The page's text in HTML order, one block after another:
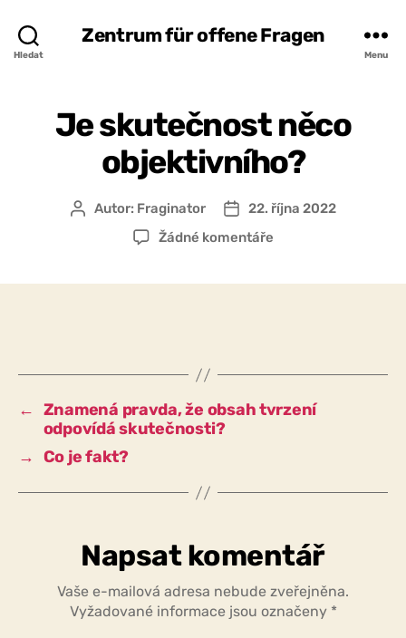
Hledat
Zentrum für offene Fragen
Menu
Je skutečnost něco
objektivního?
Autor
příspěvku
Autor: Fraginator
Datum
příspěvku
22. října 2022
Žádné komentářeu
objektivního?
← Znamená pravda, že obsah tvrzení
odpovídá skutečnosti?
→ Co je fakt?
Napsat komentář
Vaše e-mailová adresa nebude zveřejněna.
Vyžadované informace jsou označeny *